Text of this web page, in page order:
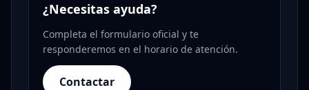
¿Necesitas ayuda?
Completa el formulario oficial y te
responderemos en el horario de atención.
Contactar